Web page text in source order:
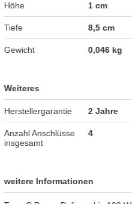
Höhe 1 cm
Tiefe 8,5 cm
Gewicht 0,046 kg
Weiteres
Herstellergarantie 2 Jahre
Anzahl Anschlüsse
insgesamt
4
weitere Informationen